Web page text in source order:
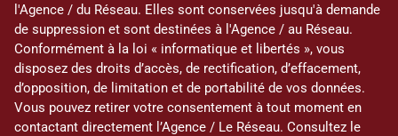
l'Agence / du Réseau. Elles sont conservées jusqu'à demande
de suppression et sont destinées à l'Agence / au Réseau.
Conformément à la loi « informatique et libertés », vous
disposez des droits d’accès, de rectification, d’effacement,
d’opposition, de limitation et de portabilité de vos données.
Vous pouvez retirer votre consentement à tout moment en
contactant directement l’Agence / Le Réseau. Consultez le